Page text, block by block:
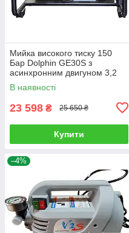
Мийка високого тиску 150
Бар Dolphin GE30S з
асинхронним двигуном 3,2
кВт та продуктивністю 12 л/
хв.
В наявності
23 598 ₴ 25 650 ₴
Купити
–4%